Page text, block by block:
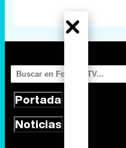
Portada
Noticias